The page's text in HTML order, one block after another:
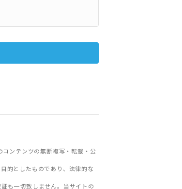
ンテンツの無断複写・転載・公
的としたものであり、法律的な
も一切致しません。当サイトの